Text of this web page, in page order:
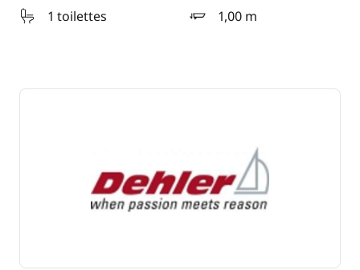
1 toilettes
1,00 m
tirant d'eau